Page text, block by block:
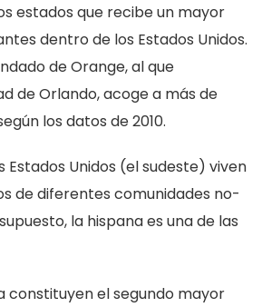
estados que recibe un mayor
dentro de los Estados Unidos.
de Orange, al que
de Orlando, acoge a más de
los datos de 2010.
Estados Unidos (el sudeste) viven
de diferentes comunidades no-
la hispana es una de las
constituyen el segundo mayor